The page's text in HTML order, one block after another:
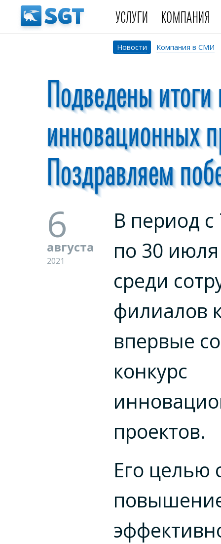
УСЛУГИ КОМПАНИЯ
Новости Компания в СМИ
Подведены итоги
инновационных
Поздравляем
6
августа
2021
В период
по 30
среди
филиалов
впервые
конкурс
проектов.
Его целью